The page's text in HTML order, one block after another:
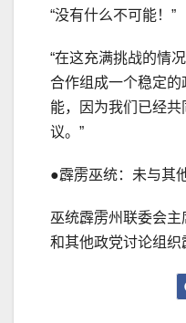
“没有什么不可能！”
“在这充满挑战的情
合作组成一个稳定
能，因为我们已经
议。”
●霹雳巫统：未与其
巫统霹雳州联委会
和其他政党讨论组织